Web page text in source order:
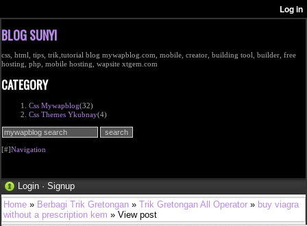
BLOG SUNYI
css, html, tips, trik,tutorial blog mywapblog.com, mobile, creator, building tool, builder, free
hosting, php, mobile hosting, wapsite xtgem.com
CATEGORY
Css Mywapblog(32)
Css Themes Ykubnay(4)
[#]Navigation
Login · Signup
Home » Berbagi Trik Gretongan » Trik Gretongan All Operator » buy viagra
without a prescription kem » View post